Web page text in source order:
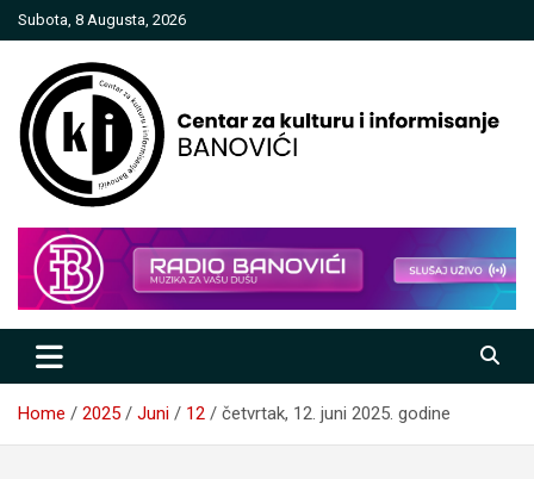
Skip
to
Subota, 8 Augusta, 2026
Centar za kulturu i informisanje
Banovići
Home 2025 Juni 12 četvrtak, 12. juni 2025. godine